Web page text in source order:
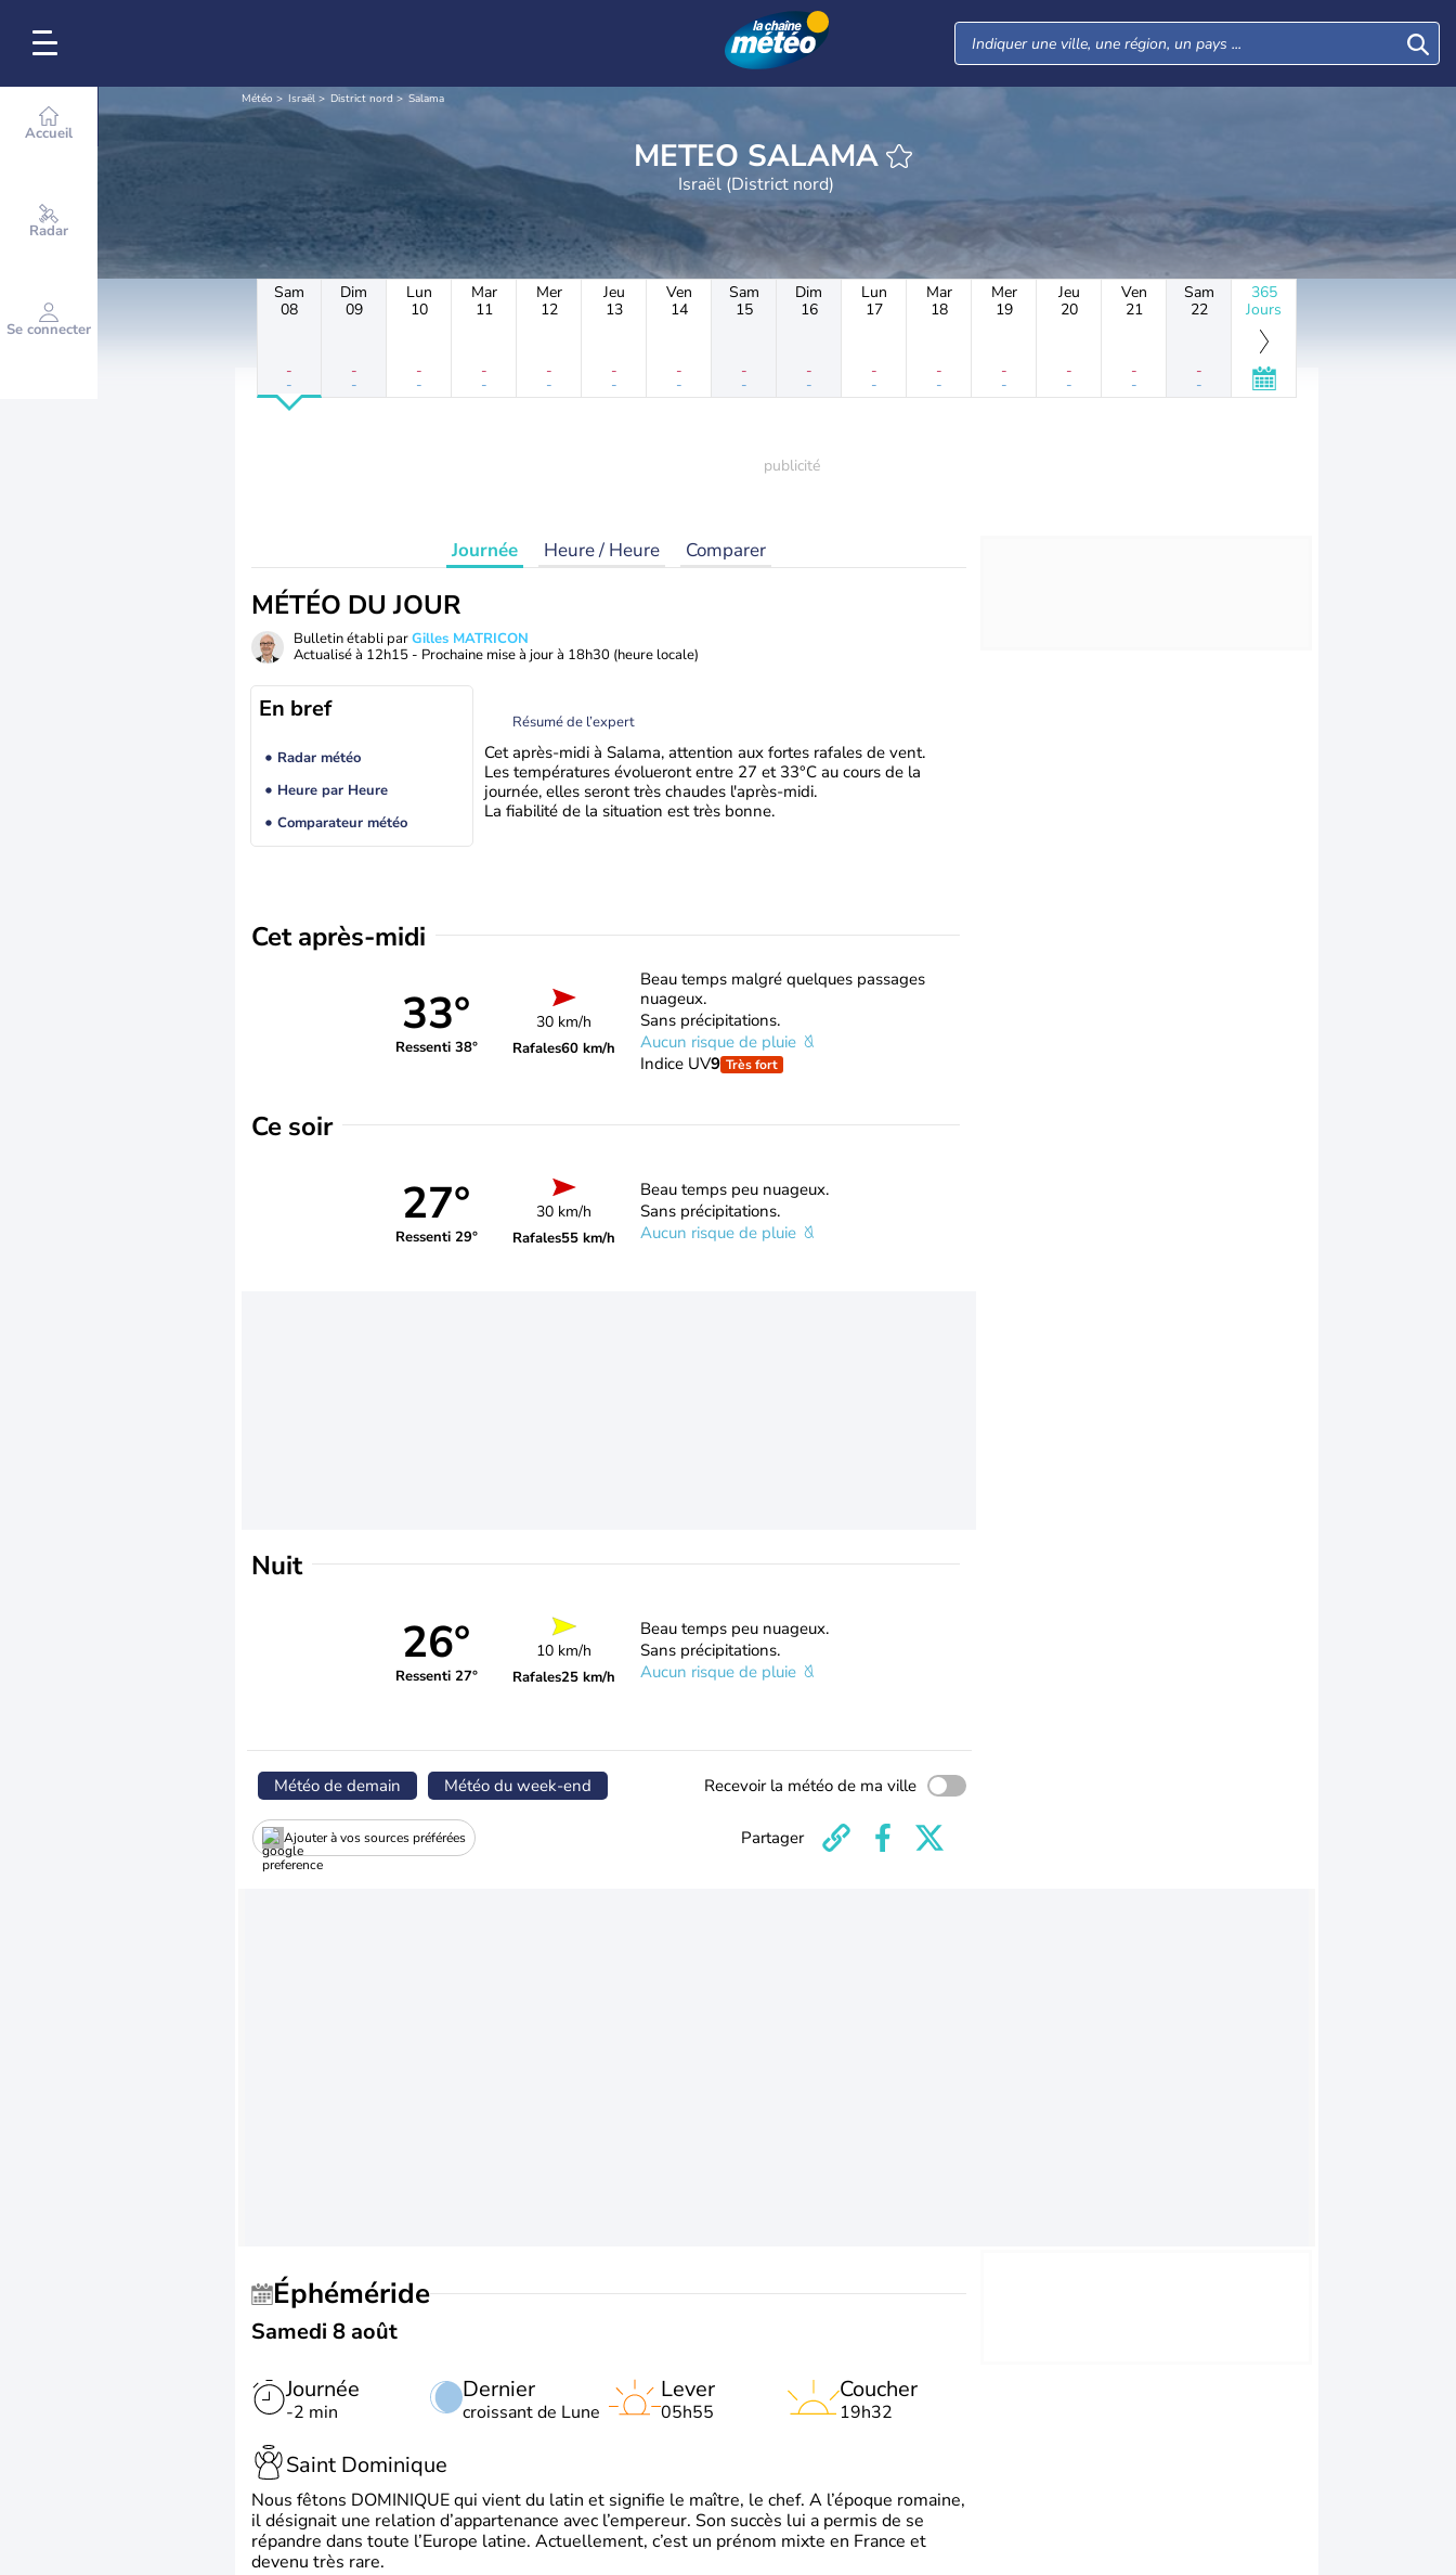
Accueil
Radar
Se connecter
Météo Israël District nord Salama
METEO SALAMA
Israël (District nord)
Sam
08
-
-
Dim
09
-
-
Lun
10
-
-
Mar
11
-
-
Mer
12
-
-
Jeu
13
-
-
Ven
14
-
-
Sam
15
-
-
Dim
16
-
-
Lun
17
-
-
Mar
18
-
-
Mer
19
-
-
Jeu
20
-
-
Ven
21
-
-
Sam
22
-
-
365
Jours
Journée Heure / Heure Comparer
MÉTÉO DU JOUR
Bulletin établi parGilles MATRICON
Actualisé à 12h15 - Prochaine mise à jour à 18h30 (heure locale)
En bref
Radar météo
Heure par Heure
Comparateur météo
Résumé de l’expert
Cet après-midi à Salama, attention aux fortes rafales de vent.
Les températures évolueront entre 27 et 33°C au cours de la
journée, elles seront très chaudes l'après-midi.
La fiabilité de la situation est très bonne.
Cet après-midi
33°
Ressenti 38°
30 km/h
Rafales60 km/h
Beau temps malgré quelques passages
nuageux.
Sans précipitations.
Aucun risque de pluie
Indice UV9 Très fort
Ce soir
27°
Ressenti 29°
30 km/h
Rafales55 km/h
Beau temps peu nuageux.
Sans précipitations.
Aucun risque de pluie
Nuit
26°
Ressenti 27°
10 km/h
Rafales25 km/h
Beau temps peu nuageux.
Sans précipitations.
Aucun risque de pluie
Météo de demain Météo du week-end Recevoir la météo de ma ville
Ajouter à vos sources préférées Partager
Éphéméride
Samedi 8 août
Journée
-2 min
Dernier
croissant de Lune
Lever
05h55
Coucher
19h32
Saint Dominique
Nous fêtons DOMINIQUE qui vient du latin et signifie le maître, le chef. A l’époque romaine,
il désignait une relation d’appartenance avec l’empereur. Son succès lui a permis de se
répandre dans toute l’Europe latine. Actuellement, c’est un prénom mixte en France et
devenu très rare.